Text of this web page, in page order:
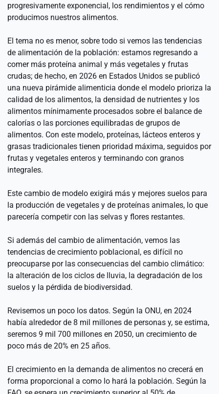
progresivamente exponencial, los rendimientos y el cómo
producimos nuestros alimentos.
El tema no es menor, sobre todo si vemos las tendencias
de alimentación de la población: estamos regresando a
comer más proteína animal y más vegetales y frutas
crudas; de hecho, en 2026 en Estados Unidos se publicó
una nueva pirámide alimenticia donde el modelo prioriza la
calidad de los alimentos, la densidad de nutrientes y los
alimentos mínimamente procesados sobre el balance de
calorías o las porciones equilibradas de grupos de
alimentos. Con este modelo, proteínas, lácteos enteros y
grasas tradicionales tienen prioridad máxima, seguidos por
frutas y vegetales enteros y terminando con granos
integrales.
Este cambio de modelo exigirá más y mejores suelos para
la producción de vegetales y de proteínas animales, lo que
parecería competir con las selvas y flores restantes.
Si además del cambio de alimentación, vemos las
tendencias de crecimiento poblacional, es difícil no
preocuparse por las consecuencias del cambio climático:
la alteración de los ciclos de lluvia, la degradación de los
suelos y la pérdida de biodiversidad.
Revisemos un poco los datos. Según la ONU, en 2024
había alrededor de 8 mil millones de personas y, se estima,
seremos 9 mil 700 millones en 2050, un crecimiento de
poco más de 20% en 25 años.
El crecimiento en la demanda de alimentos no crecerá en
forma proporcional a como lo hará la población. Según la